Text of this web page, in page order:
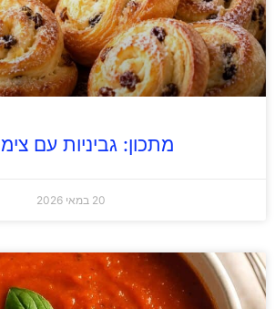
מתכון: גביניות עם
20 במאי 2026